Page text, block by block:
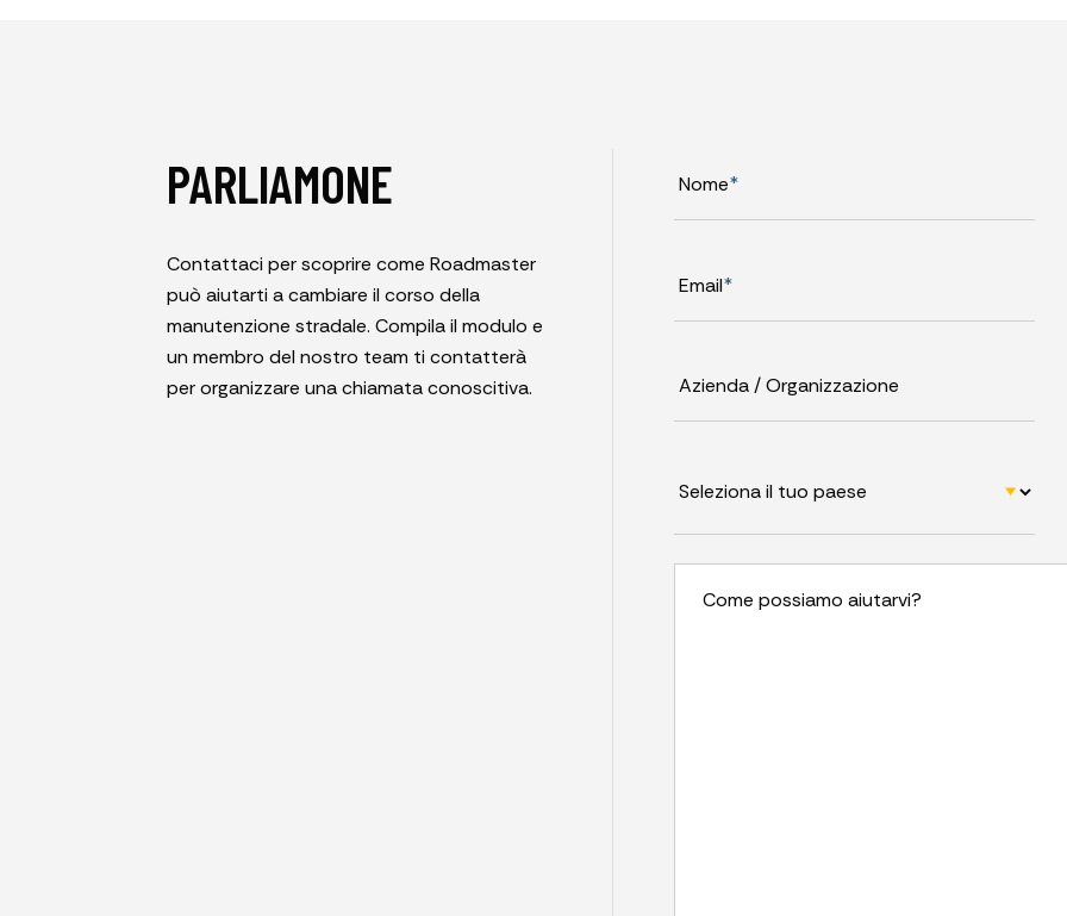
PARLIAMONE
Contattaci per scoprire come Roadmaster
può aiutarti a cambiare il corso della
manutenzione stradale. Compila il modulo e
un membro del nostro team ti contatterà
per organizzare una chiamata conoscitiva.
Nome*
Email*
Azienda / Organizzazione
Come possiamo aiutarvi?